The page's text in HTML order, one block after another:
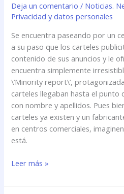
Deja un comentario / Noticias.
Privacidad y datos personales
Se encuentra paseando por un
a su paso que los carteles
contenido de sus anuncios y le
encuentra simplemente
\’Minority report\’,
carteles llegaban hasta el punto
con nombre y apellidos. Pues
carteles ya existen y un
en centros comerciales,
está.
Report\’
ya
es
una
realidad
Leer más »